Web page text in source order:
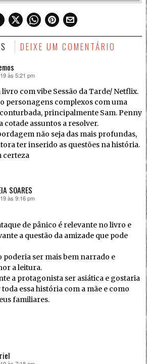
DEIXE UM COMENTÁRIO
às 5:21 pm
com vibe Sessão da Tarde/ Netflix.
personagens complexos com uma
principalmente Sam. Penny
cotade assuntos a resolver.
não seja das mais profundas,
ter inserido as questões na história.
certeza
SOARES
às 9:16 pm
de pânico é relevante no livro e
a questão da amizade que pode
poderia ser mais bem narrado e
a leitura.
a protagonista ser asiática e gostaria
essa história com a mãe e como
familiares.